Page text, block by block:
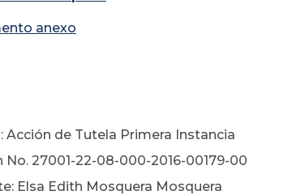
anexo
de
Acción de Tutela Primera Instancia
No. 27001-22-08-000-2016-00179-00
Elsa Edith Mosquera Mosquera